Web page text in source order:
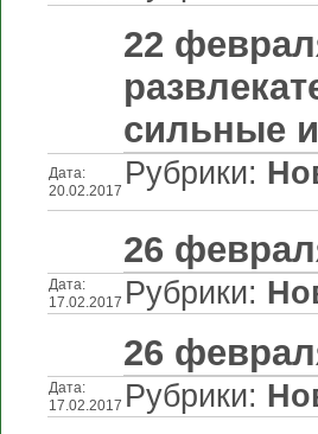
22
сильные
Дата:
20.02.2017 Рубрики:
26
Дата:
17.02.2017 Рубрики:
26
Дата:
17.02.2017 Рубрики: